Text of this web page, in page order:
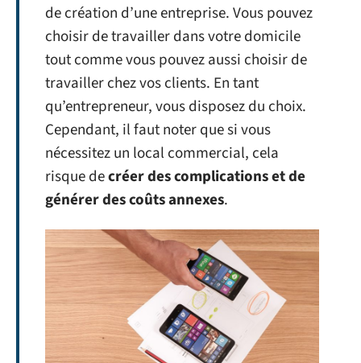
de création d’une entreprise. Vous pouvez
choisir de travailler dans votre domicile
tout comme vous pouvez aussi choisir de
travailler chez vos clients. En tant
qu’entrepreneur, vous disposez du choix.
Cependant, il faut noter que si vous
nécessitez un local commercial, cela
risque decréer des complications et de
générer des coûts annexes.